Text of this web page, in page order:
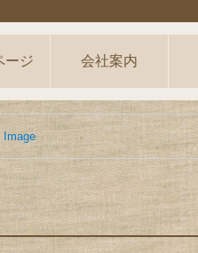
ージ 会社案内
Image